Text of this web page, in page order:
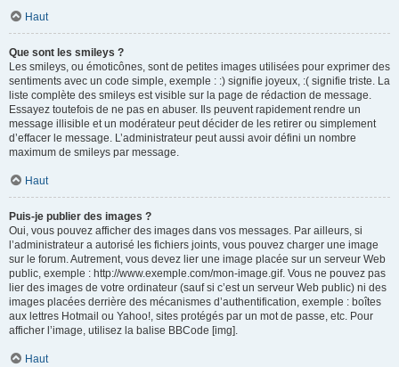
Haut
Que sont les smileys ?
Les smileys, ou émoticônes, sont de petites images utilisées pour exprimer des
sentiments avec un code simple, exemple : :) signifie joyeux, :( signifie triste. La
liste complète des smileys est visible sur la page de rédaction de message.
Essayez toutefois de ne pas en abuser. Ils peuvent rapidement rendre un
message illisible et un modérateur peut décider de les retirer ou simplement
d’effacer le message. L’administrateur peut aussi avoir défini un nombre
maximum de smileys par message.
Haut
Puis-je publier des images ?
Oui, vous pouvez afficher des images dans vos messages. Par ailleurs, si
l’administrateur a autorisé les fichiers joints, vous pouvez charger une image
sur le forum. Autrement, vous devez lier une image placée sur un serveur Web
public, exemple : http://www.exemple.com/mon-image.gif. Vous ne pouvez pas
lier des images de votre ordinateur (sauf si c’est un serveur Web public) ni des
images placées derrière des mécanismes d’authentification, exemple : boîtes
aux lettres Hotmail ou Yahoo!, sites protégés par un mot de passe, etc. Pour
afficher l’image, utilisez la balise BBCode [img].
Haut